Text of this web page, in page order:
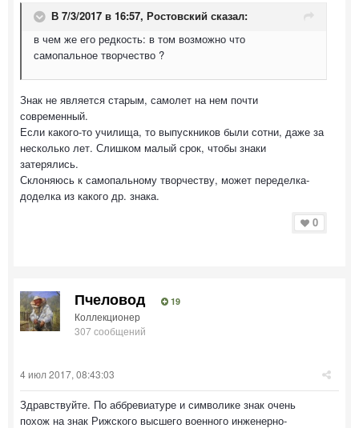
В 7/3/2017 в 16:57, Ростовский сказал:
в чем же его редкость: в том возможно что
самопальное творчество ?
Знак не является старым, самолет на нем почти
современный.
Если какого-то училища, то выпускников были сотни, даже за
несколько лет. Слишком малый срок, чтобы знаки
затерялись.
Склоняюсь к самопальному творчеству, может переделка-
доделка из какого др. знака.
0
Пчеловод 19
Коллекционер
307 сообщений
4 июл 2017, 08:43:03
Здравствуйте. По аббревиатуре и символике знак очень
похож на знак Рижского высшего военного инженерно-